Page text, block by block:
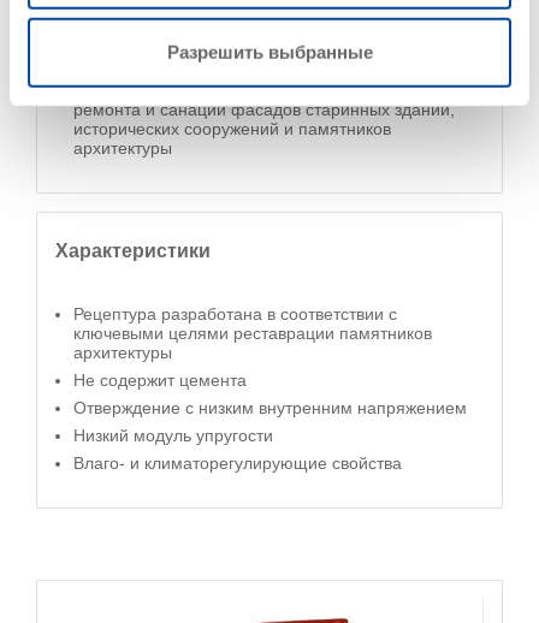
Разрешить выбранные
Накрывная штукатурка для восстановления,
ремонта и санации фасадов старинных зданий,
исторических сооружений и памятников
архитектуры
Характеристики
Рецептура разработана в соответствии с
ключевыми целями реставрации памятников
архитектуры
Не содержит цемента
Отверждение с низким внутренним напряжением
Низкий модуль упругости
Влаго- и климаторегулирующие свойства